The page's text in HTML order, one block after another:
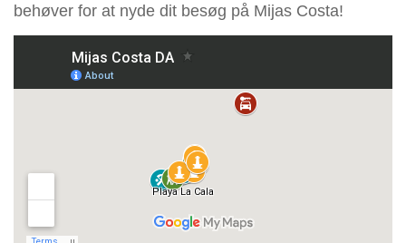
behøver for at nyde dit besøg på Mijas Costa!